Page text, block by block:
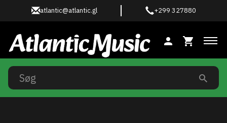
atlantic@atlantic.gl +299 327880